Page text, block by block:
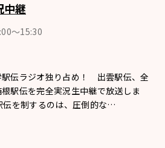
中継
〜15:30
伝ラジオ独り占め！ 出雲駅伝、全
駅伝を完全実況生中継で放送しま
伝を制するのは、圧倒的な…